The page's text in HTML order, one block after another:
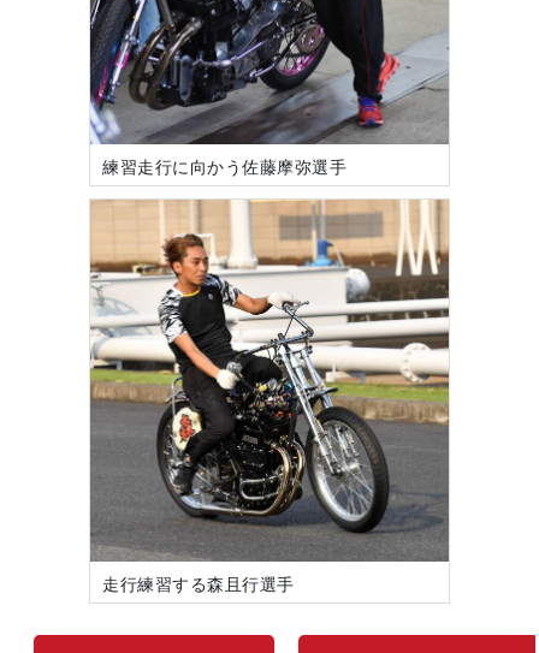
練習走行に向かう佐藤摩弥選手
走行練習する森且行選手